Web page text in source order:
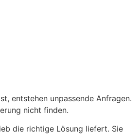
entstehen unpassende Anfragen.
nicht finden.
die richtige Lösung liefert. Sie